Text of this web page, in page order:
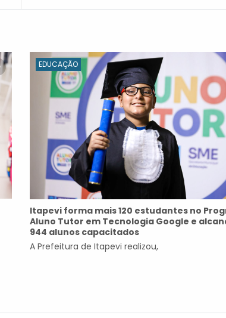
EDUCAÇÃO
Itapevi forma mais 120 estudantes no
Aluno Tutor em Tecnologia Google e
944 alunos capacitados
A Prefeitura de Itapevi realizou,